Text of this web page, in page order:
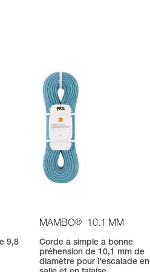
9,8
MAMBO® 10.1 MM
Corde à simple à bonne
préhension de 10,1 mm de
diamètre pour l'escalade en